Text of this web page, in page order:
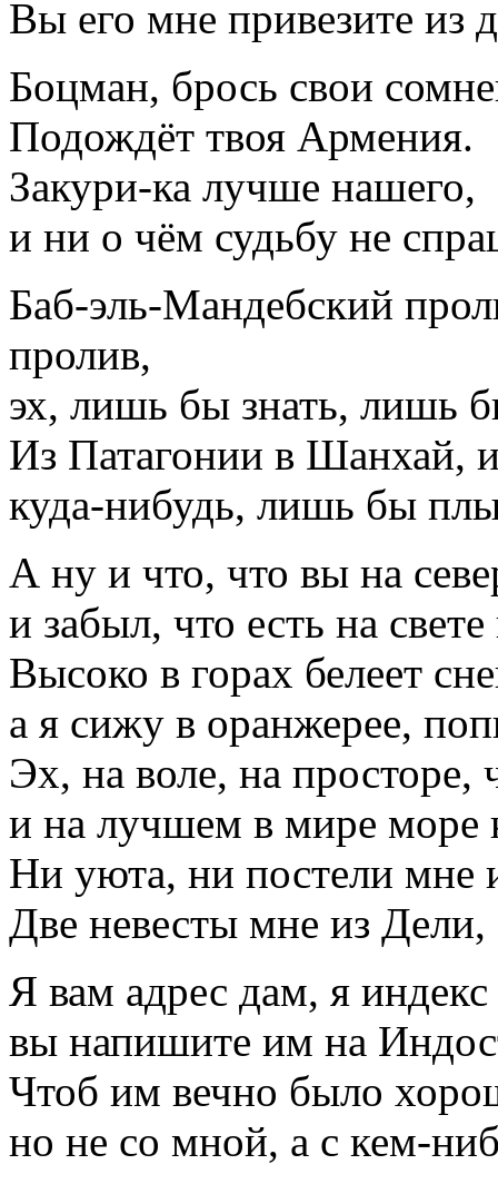
Вы его мне привезите из
Боцман, брось свои
Подождёт твоя Армения.
Закури-ка лучше нашего,
и ни о чём судьбу не
Баб-эль-Мандебский
пролив,
эх, лишь бы знать, лишь
Из Патагонии в Шанхай,
куда-нибудь, лишь бы
А ну и что, что вы на
и забыл, что есть на
Высоко в горах белеет
а я сижу в оранжерее,
Эх, на воле, на
и на лучшем в мире море
Ни уюта, ни постели мне
Две невесты мне из
Я вам адрес дам, я
вы напишите им на
Чтоб им вечно было
но не со мной, а с кем-